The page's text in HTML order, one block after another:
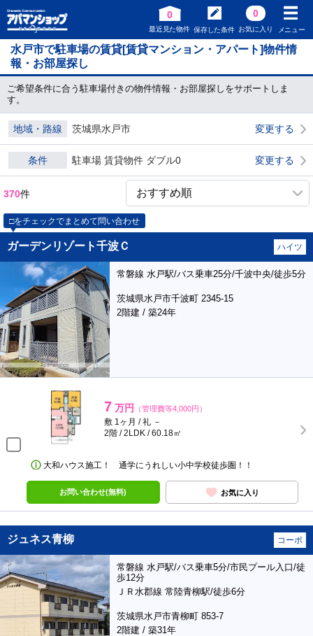
0
最近見た物件 保存した条件
0
お気に入り メニュー
水戸市で駐車場の賃貸[賃貸マンション・アパート]物件情
報・お部屋探し
ご希望条件に合う駐車場付きの物件情報・お部屋探しをサポートしま
す。
地域・路線 茨城県水戸市 変更する
条件 駐車場 賃貸物件 ダブル0 変更する
370件
□をチェックでまとめて問い合わせ
ガーデンリゾート千波Ｃ ハイツ
常磐線 水戸駅/バス乗車25分/千波中央/徒歩5分
茨城県水戸市千波町 2345-15
2階建 / 築24年
7 万円 （管理費等4,000円）
敷 1ヶ月 / 礼 －
2階 / 2LDK / 60.18㎡
大和ハウス施工！ 通学にうれしい小中学校徒歩圏！！
お問い合わせ(無料) お気に入り
ジュネス青柳 コーポ
常磐線 水戸駅/バス乗車5分/市民プール入口/徒
歩12分
ＪＲ水郡線 常陸青柳駅/徒歩6分
茨城県水戸市青柳町 853-7
2階建 / 築31年